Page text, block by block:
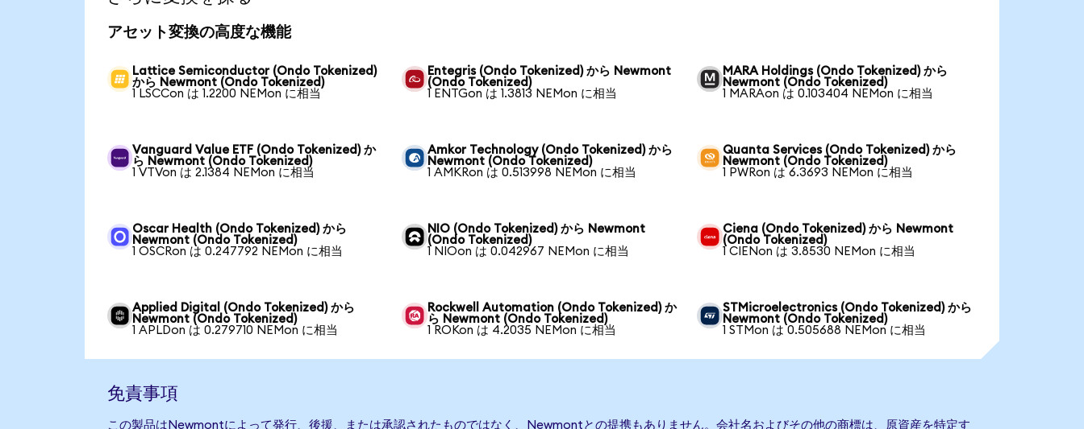
アセット変換の高度な機能
Lattice Semiconductor (Ondo Tokenized)
から Newmont (Ondo Tokenized)
1 LSCCon は 1.2200 NEMon に相当
Entegris (Ondo Tokenized) から Newmont
(Ondo Tokenized)
1 ENTGon は 1.3813 NEMon に相当
MARA Holdings (Ondo Tokenized) から
Newmont (Ondo Tokenized)
1 MARAon は 0.103404 NEMon に相当
Vanguard Value ETF (Ondo Tokenized) か
ら Newmont (Ondo Tokenized)
1 VTVon は 2.1384 NEMon に相当
Amkor Technology (Ondo Tokenized) から
Newmont (Ondo Tokenized)
1 AMKRon は 0.513998 NEMon に相当
Quanta Services (Ondo Tokenized) から
Newmont (Ondo Tokenized)
1 PWRon は 6.3693 NEMon に相当
Oscar Health (Ondo Tokenized) から
Newmont (Ondo Tokenized)
1 OSCRon は 0.247792 NEMon に相当
NIO (Ondo Tokenized) から Newmont
(Ondo Tokenized)
1 NIOon は 0.042967 NEMon に相当
Ciena (Ondo Tokenized) から Newmont
(Ondo Tokenized)
1 CIENon は 3.8530 NEMon に相当
Applied Digital (Ondo Tokenized) から
Newmont (Ondo Tokenized)
1 APLDon は 0.279710 NEMon に相当
Rockwell Automation (Ondo Tokenized) か
ら Newmont (Ondo Tokenized)
1 ROKon は 4.2035 NEMon に相当
STMicroelectronics (Ondo Tokenized) から
Newmont (Ondo Tokenized)
1 STMon は 0.505688 NEMon に相当
免責事項
この製品はNewmontによって発行、後援、または承認されたものではなく、Newmontとの提携もありません。会社名およびその他の商標は、原資産を特定す